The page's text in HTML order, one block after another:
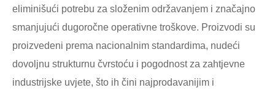
eliminišući potrebu za složenim održavanjem i značajno
smanjujući dugoročne operativne troškove. Proizvodi su
proizvedeni prema nacionalnim standardima, nudeći
dovoljnu strukturnu čvrstoću i pogodnost za zahtjevne
industrijske uvjete, što ih čini najprodavanijim i